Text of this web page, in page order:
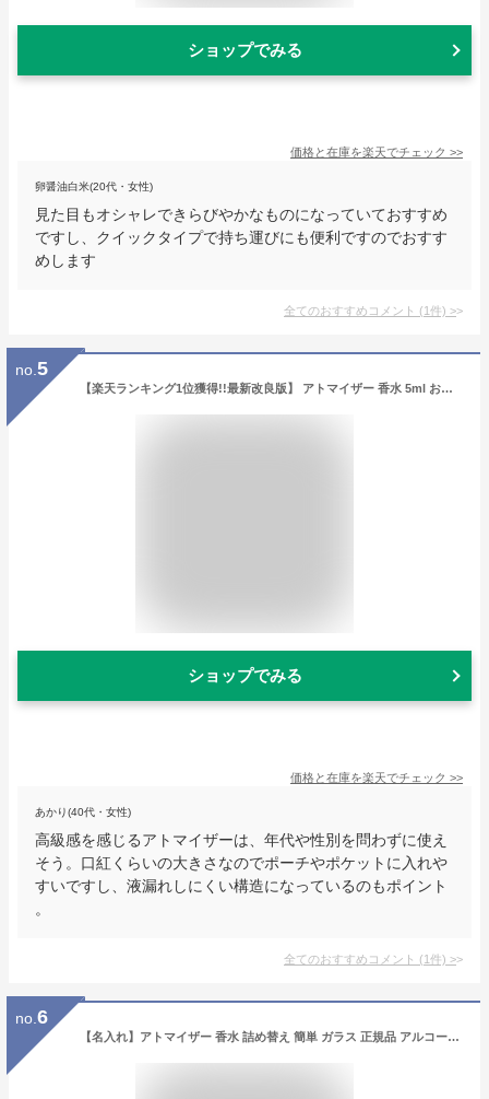
ショップでみる
価格と在庫を楽天でチェック >>
卵醤油白米(20代・女性)
見た目もオシャレできらびやかなものになっていておすすめ
ですし、クイックタイプで持ち運びにも便利ですのでおすす
めします
全てのおすすめコメント (1件) >
no. 5
【楽天ランキング1位獲得!!最新改良版】 アトマイザー 香水 5ml おしゃれ かわいい 高級感 詰め替え ボトル ロールオン コンパクト ミニ 軽量 簡単 持ち運び クイックアトマイザー ワンプッシュ パフューム コロン トワレ 霧 噴射 漏れない 口紅サイズ シンプル 艶 光沢
ショップでみる
価格と在庫を楽天でチェック >>
あかり(40代・女性)
高級感を感じるアトマイザーは、年代や性別を問わずに使え
そう。口紅くらいの大きさなのでポーチやポケットに入れや
すいですし、液漏れしにくい構造になっているのもポイント
。
全てのおすすめコメント (1件) >
no. 6
【名入れ】アトマイザー 香水 詰め替え 簡単 ガラス 正規品 アルコール対応 メンズ 化粧品 レディース 簡単 5ml 新品 プレゼント ギフト セットにおすすめ プレゼント